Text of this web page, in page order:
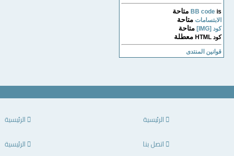
BB code is متاحة
الابتسامات متاحة
كود [IMG] متاحة
كود HTML معطلة
قوانين المنتدى
الرئيسية
اتصل بنا
الرئيسية
الرئيسية